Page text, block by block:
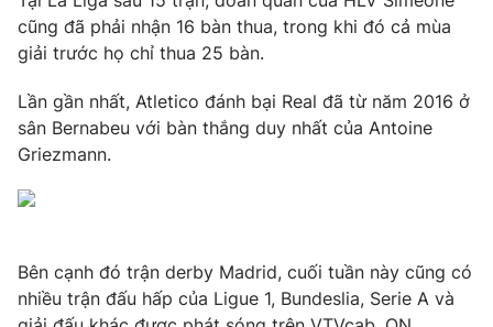
Ðiện thoại Thời báo VTV:024.66 897 897
Email:
toasoan@vtv.vn
cũng đã phải nhận 16 bàn thua, trong khi đó cả mùa
giải trước họ chỉ thua 25 bàn.
Lần gần nhất, Atletico đánh bại Real đã từ năm 2016 ở
sân Bernabeu với bàn thắng duy nhất của Antoine
Griezmann.
Bên cạnh đó trận derby Madrid, cuối tuần này cũng có
nhiều trận đấu hấp của Ligue 1, Bundeslia, Serie A và